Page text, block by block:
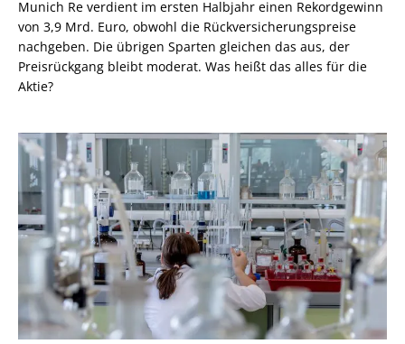
Munich Re verdient im ersten Halbjahr einen Rekordgewinn
von 3,9 Mrd. Euro, obwohl die Rückversicherungspreise
nachgeben. Die übrigen Sparten gleichen das aus, der
Preisrückgang bleibt moderat. Was heißt das alles für die
Aktie?